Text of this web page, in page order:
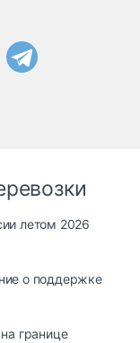
летом 2026
о поддержке
границе